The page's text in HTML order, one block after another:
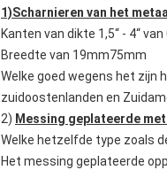
1)Scharnieren van het
Kanten van dikte 1,5“ - 4“
Breedte van 19mm75mm
Welke goed wegens het zijn
zuidoostenlanden en
2) Messing geplateerde
Welke hetzelfde type zoals
Het messing geplateerde